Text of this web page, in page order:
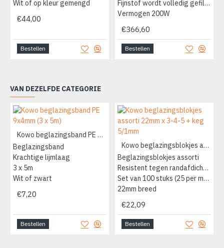
Wit of op kleur gemengd
€44,00
Bestellen
Fijnstof wordt volledig gefilterd
Vermogen 200W
€366,60
Bestellen
VAN DEZELFDE CATEGORIE
Kowo beglazingsband PE 9x4mm (3 x 5m)
Beglazingsband
Krachtige lijmlaag
3 x 5m
Wit of zwart
€7,20
Bestellen
Kowo beglazingsblokjes assorti 22mm x 3-4-5 + keg 5/1mm
Beglazingsblokjes assorti
Resistent tegen randafdichtingen
Set van 100 stuks (25 per maat)
22mm breed
€22,09
Bestellen